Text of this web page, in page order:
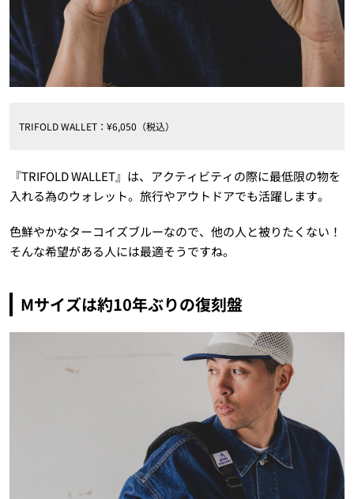
TRIFOLD WALLET：¥6,050（税込）
『TRIFOLD WALLET』は、アクティビティの際に最低限の物を
入れる為のウォレット。旅行やアウトドアでも活躍します。
色鮮やかなターコイズブルーなので、他の人と被りたくない！
そんな希望がある人には最適そうですね。
Mサイズは約10年ぶりの復刻盤